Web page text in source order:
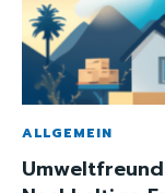
ALLGEMEIN